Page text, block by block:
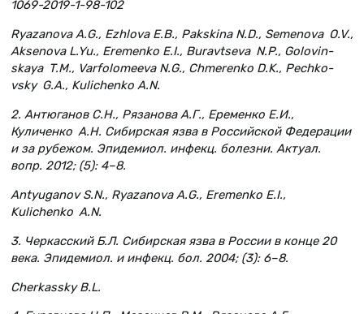
1069-2019-1-98-102
Ryazanova A.G., Ezhlova E.B., Pakskina N.D., Semenova O.V.,
Aksenova L.Yu., Eremenko E.I., Buravtseva N.P., Golovin­
skaya T.M., Varfolomeeva N.G., Chmerenko D.K., Pechko­
vsky G.A., Kulichenko A.N.
2. Антюганов С.Н., Рязанова А.Г., Еременко Е.И.,
Куличенко А.Н. Сибирская язва в Российской Федерации
и за рубежом. Эпидемиол. инфекц. болезни. Актуал.
вопр. 2012; (5): 4–8.
Antyuganov S.N., Ryazanova A.G., Eremenko E.I.,
Kulichenko A.N.
3. Черкасский Б.Л. Сибирская язва в России в конце 20
века. Эпидемиол. и инфекц. бол. 2004; (3): 6–8.
Cherkassky B.L.